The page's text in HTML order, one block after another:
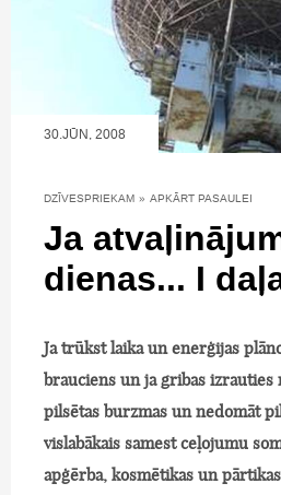
30.JŪN, 2008
DZĪVESPRIEKAM » APKĀRT PASAULEI
Ja
dienas... I
Ja trūkst laika un enerģijas
brauciens un ja gribas izrauties
pilsētas burzmas un nedomāt
vislabākais samest ceļojumu
apģērba, kosmētikas un